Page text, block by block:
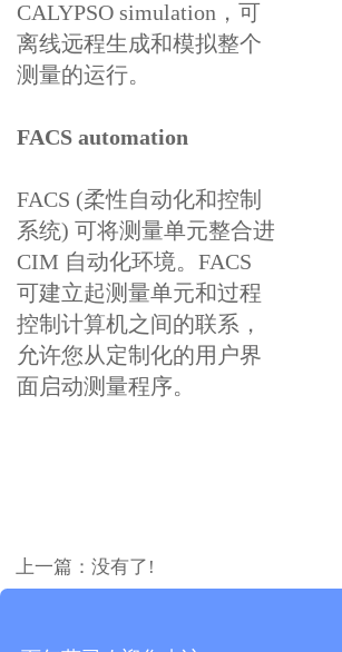
CALYPSO simulation，可
离线远程生成和模拟整个
测量的运行。
FACS automation
FACS (柔性自动化和控制
系统) 可将测量单元整合进
CIM 自动化环境。FACS
可建立起测量单元和过程
控制计算机之间的联系，
允许您从定制化的用户界
面启动测量程序。
上一篇：没有了!